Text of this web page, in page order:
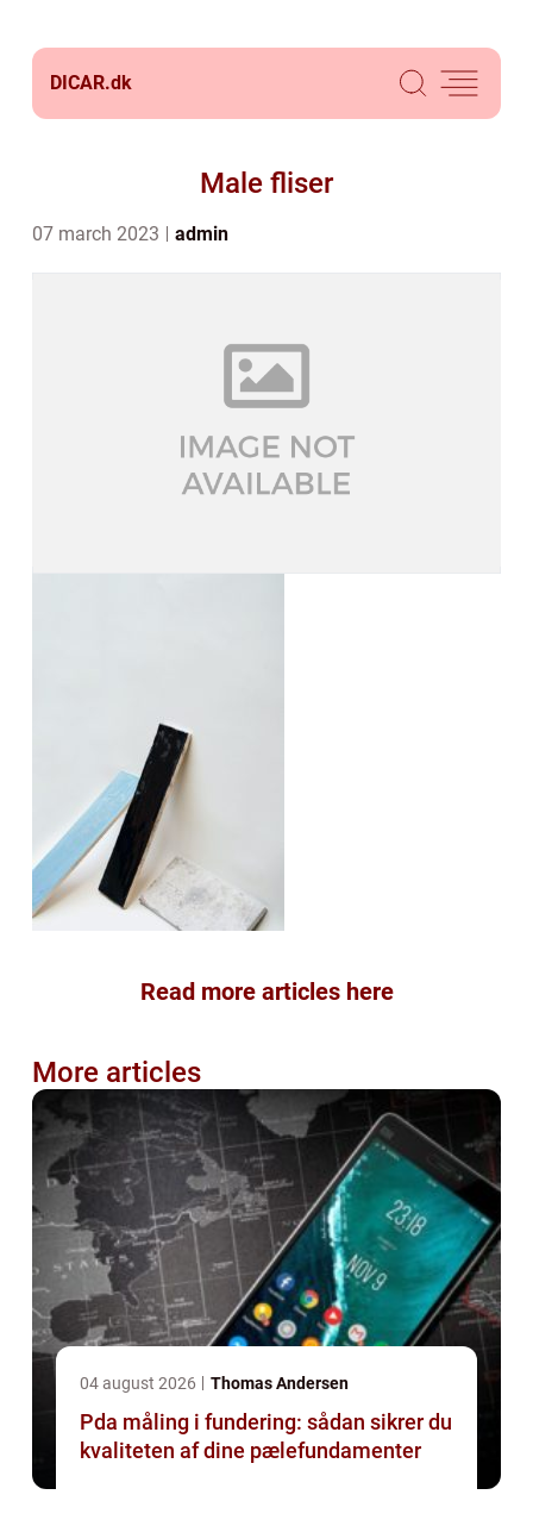
DICAR.dk
Male fliser
07 march 2023 admin
Read more articles here
More articles
04 august 2026 Thomas Andersen
Pda måling i fundering: sådan sikrer du
kvaliteten af dine pælefundamenter